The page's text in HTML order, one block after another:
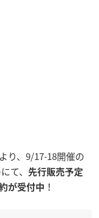
り、9/17-18開催の
にて、
先行販売予定
が受付中 ！